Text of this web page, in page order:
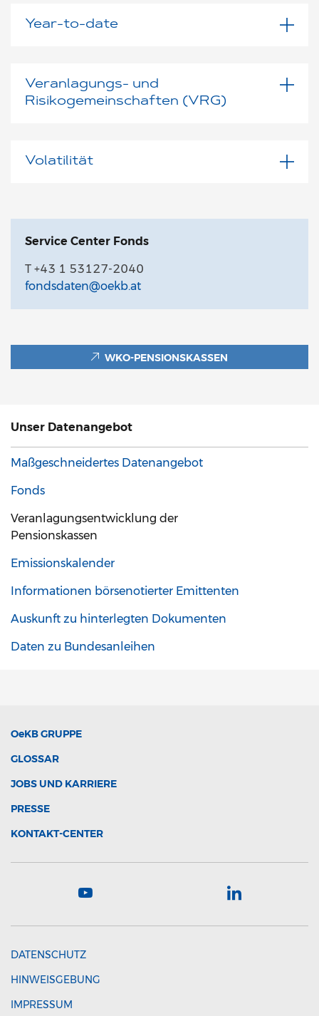
Year-to-date
Veranlagungs- und
Risikogemeinschaften (VRG)
Volatilität
Service Center Fonds
T +43 1 53127-2040
fondsdaten@oekb.at
WKO-PENSIONSKASSEN
Unser Datenangebot
Maßgeschneidertes Datenangebot
Fonds
Veranlagungsentwicklung der
Pensionskassen
Emissionskalender
Informationen börsenotierter Emittenten
Auskunft zu hinterlegten Dokumenten
Daten zu Bundesanleihen
OeKBGRUPPE
GLOSSAR
JOBS UND KARRIERE
PRESSE
KONTAKT-CENTER
DATENSCHUTZ
HINWEISGEBUNG
IMPRESSUM